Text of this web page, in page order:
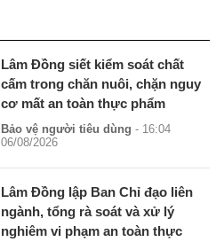
Lâm Đồng siết kiểm soát chất
cấm trong chăn nuôi, chặn nguy
cơ mất an toàn thực phẩm
Bảo vệ người tiêu dùng - 16:04
06/08/2026
Lâm Đồng lập Ban Chỉ đạo liên
ngành, tổng rà soát và xử lý
nghiêm vi phạm an toàn thực